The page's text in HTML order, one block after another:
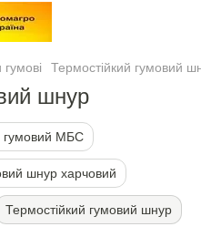
Термостійкий гумовий
шнур
МБС
шнур харчовий
Термостійкий гумовий шнур